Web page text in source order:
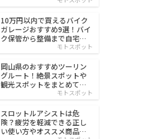
10万円以内で買えるバイク
ガレージおすすめ9選！バイ
ク保管から整備まで自宅で
モトスポット
岡山県のおすすめツーリン
グルート！絶景スポットや
観光スポットをまとめて紹
モトスポット
スロットルアシストは危
険？疲労を軽減できる正し
い使い方やオススメ商品を